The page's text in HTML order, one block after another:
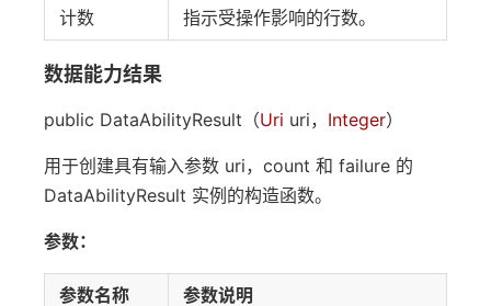
计数 指示受操作影响的行数。
数据能力结果
public DataAbilityResult（Uri uri， Integer）
用于创建具有输入参数 uri，count 和 failure 的
DataAbilityResult 实例的构造函数。
参数：
参数名称
参数说明